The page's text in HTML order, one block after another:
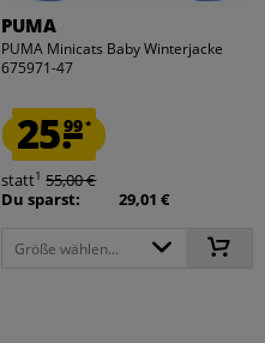
PUMA
PUMA Minicats Baby Winterjacke
675971-47
25.99*
statt1 55,00 €
Du sparst:
29,01 €
Größe wählen...